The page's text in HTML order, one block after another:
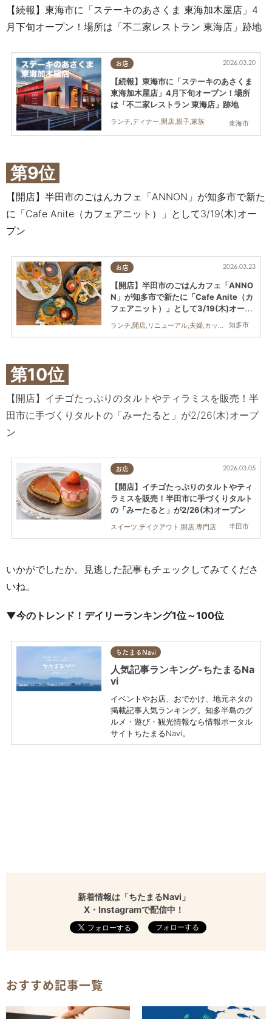
【続報】東海市に「ステーキのあさくま 東海加木屋店」4
月下旬オープン！場所は「不二家レストラン 東海店」跡地
お店
東海市
2026.03.20
【続報】東海市に「ステーキのあさくま
東海加木屋店」4月下旬オープン！場所
は「不二家レストラン 東海店」跡地
ランチ,ディナー,開店,親子,家族
第9位
【開店】半田市のごはんカフェ「ANNON」が知多市で新た
に「Cafe Anite（カフェアニット）」として3/19(木)オー
プン
お店
知多市
2026.03.23
【開店】半田市のごはんカフェ「ANNO
N」が知多市で新たに「Cafe Anite（カ
フェアニット）」として3/19(木)オープ
ランチ,開店,リニューアル,夫婦,カップル,おひとりさま
第10位
【開店】イチゴたっぷりのタルトやティラミスを販売！半
田市に手づくりタルトの「みーたると」が2/26(木)オープ
ン
お店
半田市
2026.03.05
【開店】イチゴたっぷりのタルトやティ
ラミスを販売！半田市に手づくりタルト
の「みーたると」が2/26(木)オープン
スイーツ,テイクアウト,開店,専門店
いかがでしたか。見逃した記事もチェックしてみてくださ
いね。
▼今のトレンド！デイリーランキング1位～100位
ちたまるNavi
人気記事ランキング-ちたまるNa
vi
イベントやお店、おでかけ、地元ネタの
掲載記事人気ランキング。知多半島のグ
ルメ・遊び・観光情報なら情報ポータル
サイトちたまるNavi。
新着情報は「ちたまるNavi」
X・Instagramで配信中！
フォローする
おすすめ記事一覧